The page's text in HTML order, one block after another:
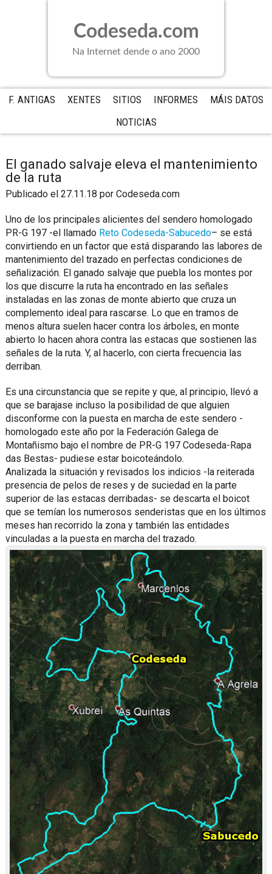
Codeseda.com
Na Internet dende o ano 2000
F. ANTIGAS XENTES SITIOS INFORMES
MÁIS DATOS
NOTICIAS
El ganado salvaje eleva el mantenimiento
de la ruta
Publicado el 27.11.18 por Codeseda.com
Uno de los principales alicientes del sendero homologado
PR-G 197 -el llamado Reto Codeseda-Sabucedo– se está
convirtiendo en un factor que está disparando las labores de
mantenimiento del trazado en perfectas condiciones de
señalización. El ganado salvaje que puebla los montes por
los que discurre la ruta ha encontrado en las señales
instaladas en las zonas de monte abierto que cruza un
complemento ideal para rascarse. Lo que en tramos de
menos altura suelen hacer contra los árboles, en monte
abierto lo hacen ahora contra las estacas que sostienen las
señales de la ruta. Y, al hacerlo, con cierta frecuencia las
derriban.
Es una circunstancia que se repite y que, al principio, llevó a
que se barajase incluso la posibilidad de que alguien
disconforme con la puesta en marcha de este sendero -
homologado este año por la Federación Galega de
Montañismo bajo el nombre de PR-G 197 Codeseda-Rapa
das Bestas- pudiese estar boicoteándolo.
Analizada la situación y revisados los indicios -la reiterada
presencia de pelos de reses y de suciedad en la parte
superior de las estacas derribadas- se descarta el boicot
que se temían los numerosos senderistas que en los últimos
meses han recorrido la zona y también las entidades
vinculadas a la puesta en marcha del trazado.